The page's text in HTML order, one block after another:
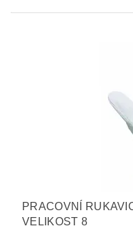
PRACOVNÍ
VELIKOST 8